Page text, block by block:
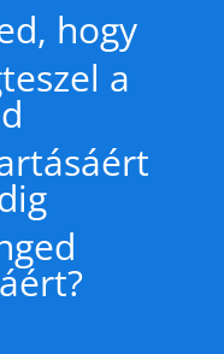
hogy
a